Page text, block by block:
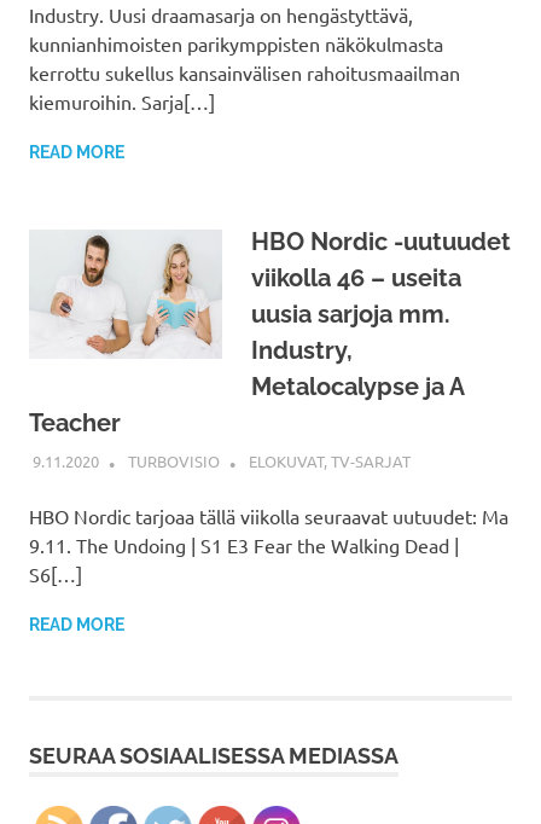
Industry. Uusi draamasarja on hengästyttävä,
kunnianhimoisten parikymppisten näkökulmasta
kerrottu sukellus kansainvälisen rahoitusmaailman
kiemuroihin. Sarja[…]
READ MORE
HBO Nordic -uutuudet
viikolla 46 – useita
uusia sarjoja mm.
Industry,
Metalocalypse ja A
Teacher
9.11.2020 TURBOVISIO ELOKUVAT,TV-SARJAT
HBO Nordic tarjoaa tällä viikolla seuraavat uutuudet: Ma
9.11. The Undoing | S1 E3 Fear the Walking Dead |
S6[…]
READ MORE
SEURAA SOSIAALISESSA MEDIASSA